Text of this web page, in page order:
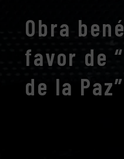
Obra
favor de
de la Paz”